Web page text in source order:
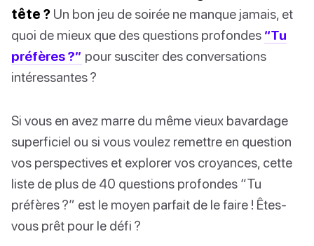
tête ? Un bon jeu de soirée ne manque jamais, et
quoi de mieux que des questions profondes “Tu
préfères ?” pour susciter des conversations
intéressantes ?
Si vous en avez marre du même vieux bavardage
superficiel ou si vous voulez remettre en question
vos perspectives et explorer vos croyances, cette
liste de plus de 40 questions profondes “Tu
préfères ?” est le moyen parfait de le faire ! Êtes-
vous prêt pour le défi ?